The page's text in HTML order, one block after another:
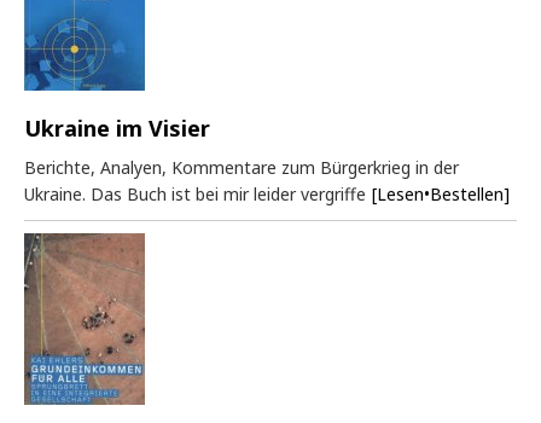
Ukraine im Visier
Berichte, Analyen, Kommentare zum Bürgerkrieg in der
Ukraine. Das Buch ist bei mir leider vergriffe [Lesen•Bestellen]